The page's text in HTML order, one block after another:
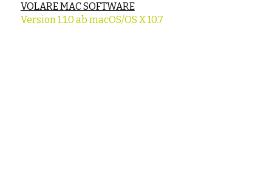
VOLARE MAC SOFTWARE
Version 1.1.0 ab macOS/OS X 10.7